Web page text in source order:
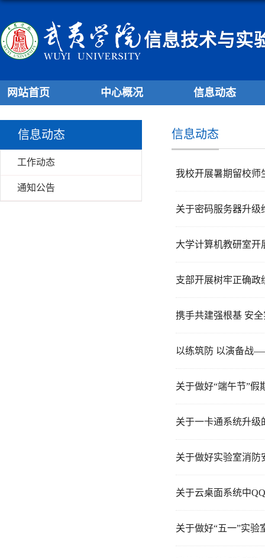
信息技术与实
网站首页 中心概况 信息动态
信息动态
工作动态
通知公告
信息动态
我校开展暑期留校师
关于密码服务器升级
大学计算机教研室开
支部开展树牢正确政
携手共建强根基 安
以练筑防 以演备战
关于做好“端午节”假
关于一卡通系统升级
关于做好实验室消防
关于云桌面系统中
关于做好“五一”实验